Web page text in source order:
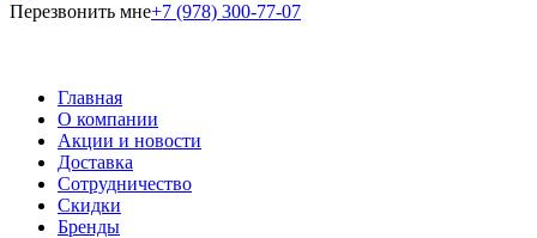
Перезвонить мне+7 (978) 300-77-07
Главная
О компании
Акции и новости
Доставка
Сотрудничество
Скидки
Бренды